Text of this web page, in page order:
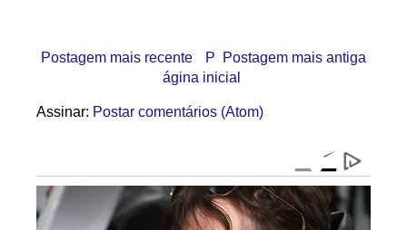
Postagem mais recente Postagem mais antiga
P
ágina inicial
Assinar: Postar comentários (Atom)